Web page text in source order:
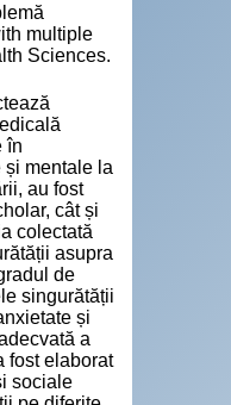
multiple
Sciences.
în
mentale la
au fost
cât și
colectată
asupra
de
singurătății
și
a
fost elaborat
sociale